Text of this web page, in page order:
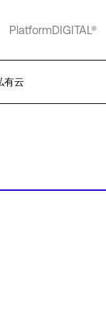
PlatformDIGITAL®
有云